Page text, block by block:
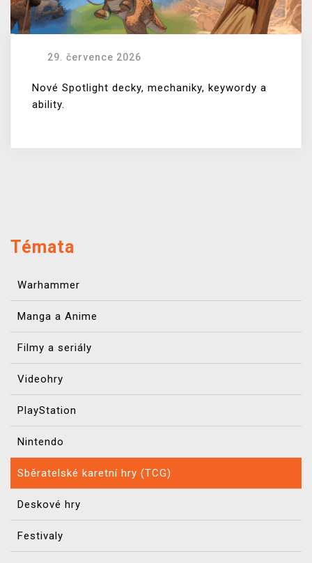
29. července 2026
Nové Spotlight decky, mechaniky, keywordy a
ability.
Témata
Warhammer
Manga a Anime
Filmy a seriály
Videohry
PlayStation
Nintendo
Sběratelské karetní hry (TCG)
Deskové hry
Festivaly